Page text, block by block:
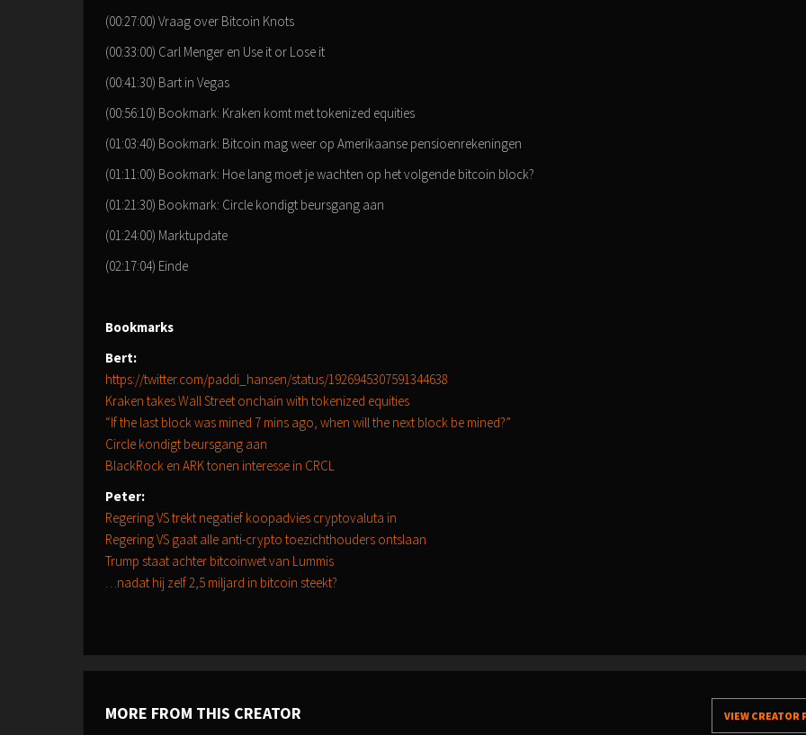
(00:27:00) Vraag over Bitcoin Knots
(00:33:00) Carl Menger en Use it or Lose it
(00:41:30) Bart in Vegas
(00:56:10) Bookmark: Kraken komt met tokenized equities
(01:03:40) Bookmark: Bitcoin mag weer op Amerikaanse pensioenrekeningen
(01:11:00) Bookmark: Hoe lang moet je wachten op het volgende bitcoin block?
(01:21:30) Bookmark: Circle kondigt beursgang aan
(01:24:00) Marktupdate
(02:17:04) Einde
Bookmarks
Bert:
https://twitter.com/paddi_hansen/status/1926945307591344638
Kraken takes Wall Street onchain with tokenized equities
“If the last block was mined 7 mins ago, when will the next block be mined?”
Circle kondigt beursgang aan
BlackRock en ARK tonen interesse in CRCL
Peter:
Regering VS trekt negatief koopadvies cryptovaluta in
Regering VS gaat alle anti-crypto toezichthouders ontslaan
Trump staat achter bitcoinwet van Lummis
…nadat hij zelf 2,5 miljard in bitcoin steekt?
MORE FROM THIS CREATOR VIEW CREATOR